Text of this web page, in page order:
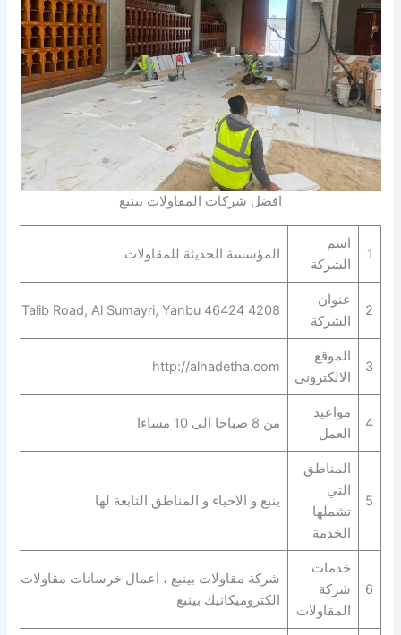
افضل شركات المقاولات بينبع
1
اسم
الشركة
المؤسسة الحديثة للمقاولات
2
عنوان
الشركة
4208 Ali Bin Abi Talib Road, Al Sumayri, Yanbu 46424
3
الموقع
الالكتروني
http://alhadetha.com
4
مواعيد
العمل
من 8 صباحا الى 10 مساءا
5
المناطق
التي
تشملها
الخدمة
ينبع و الاحياء و المناطق التابعة لها
6
خدمات
شركة
المقاولات
شركة مقاولات بينبع ، اعمال خرسانات مقاولات ،
الكتروميكانيك بينبع